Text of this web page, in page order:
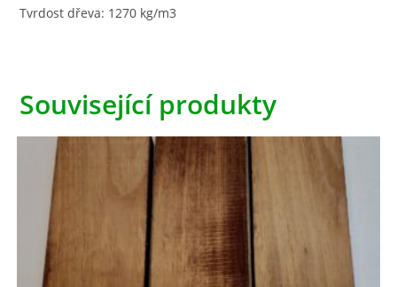
Tvrdost dřeva: 1270 kg/m3
Související produkty